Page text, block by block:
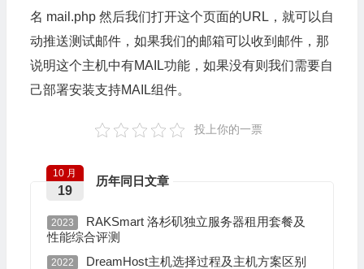
名 mail.php 然后我们打开这个页面的URL，就可以自
动推送测试邮件，如果我们的邮箱可以收到邮件，那
说明这个主机中有MAIL功能，如果没有则我们需要自
己部署安装支持MAIL组件。
投上你的一票
历年同日文章
10 月
19
2023
RAKSmart 洛杉矶独立服务器租用套餐及
性能综合评测
2022
DreamHost主机选择过程及主机方案区别